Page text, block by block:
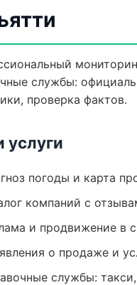
службы:
проверка фактов.
услуги
погоды и карта
компаний с
и продвижение в
о продаже и
службы: